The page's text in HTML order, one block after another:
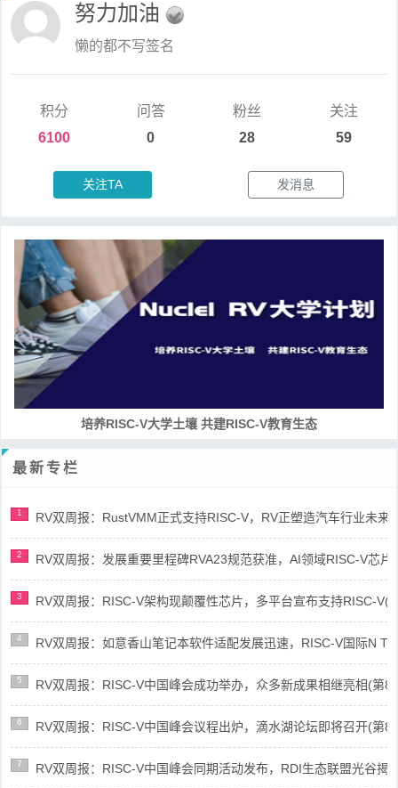
努力加油
懒的都不写签名
积分
6100
问答
0
粉丝
28
关注
59
关注TA 发消息
RISC-V处理器设计系列课程
最新专栏
1 RV双周报：RustVMM正式支持RISC-V，RV正塑造汽车行业未来
2 RV双周报：发展重要里程碑RVA23规范获准，AI领域RISC-V芯
3 RV双周报：RISC-V架构现颠覆性芯片，多平台宣布支持RISC-V(
4 RV双周报：如意香山笔记本软件适配发展迅速，RISC-V国际N
5 RV双周报：RISC-V中国峰会成功举办，众多新成果相继亮相(第
6 RV双周报：RISC-V中国峰会议程出炉，滴水湖论坛即将召开(第
7 RV双周报：RISC-V中国峰会同期活动发布，RDI生态联盟光谷揭